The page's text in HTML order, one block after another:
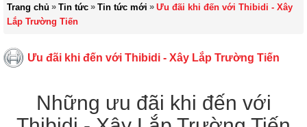
Trang chủ » Tin tức » Tin tức mới » Ưu đãi khi đến với Thibidi - Xây
Lắp Trường Tiến
Ưu đãi khi đến với Thibidi - Xây Lắp Trường Tiến
Những ưu đãi khi đến với